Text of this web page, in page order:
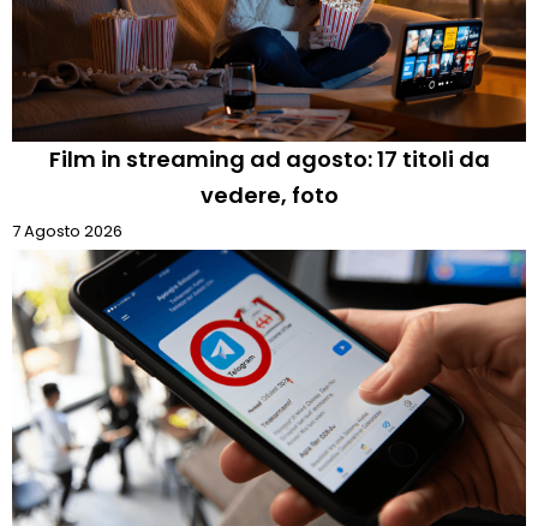
Film in streaming ad agosto: 17 titoli da
vedere, foto
7 Agosto 2026